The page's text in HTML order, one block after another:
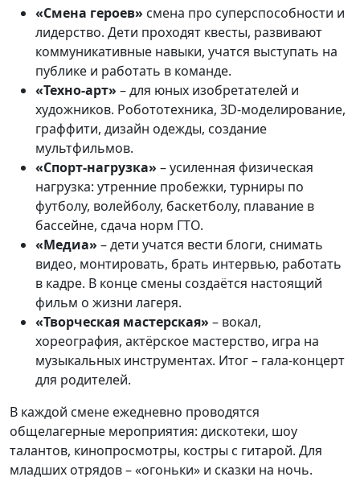
«Смена героев» смена про суперспособности и
лидерство. Дети проходят квесты, развивают
коммуникативные навыки, учатся выступать на
публике и работать в команде.
«Техно-арт» – для юных изобретателей и
художников. Робототехника, 3D-моделирование,
граффити, дизайн одежды, создание
мультфильмов.
«Спорт-нагрузка» – усиленная физическая
нагрузка: утренние пробежки, турниры по
футболу, волейболу, баскетболу, плавание в
бассейне, сдача норм ГТО.
«Медиа» – дети учатся вести блоги, снимать
видео, монтировать, брать интервью, работать
в кадре. В конце смены создаётся настоящий
фильм о жизни лагеря.
«Творческая мастерская» – вокал,
хореография, актёрское мастерство, игра на
музыкальных инструментах. Итог – гала-концерт
для родителей.
В каждой смене ежедневно проводятся
общелагерные мероприятия: дискотеки, шоу
талантов, кинопросмотры, костры с гитарой. Для
младших отрядов – «огоньки» и сказки на ночь.